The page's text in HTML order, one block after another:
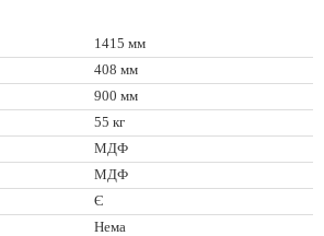
1415 мм
408 мм
900 мм
55 кг
МДФ
МДФ
Є
Нема